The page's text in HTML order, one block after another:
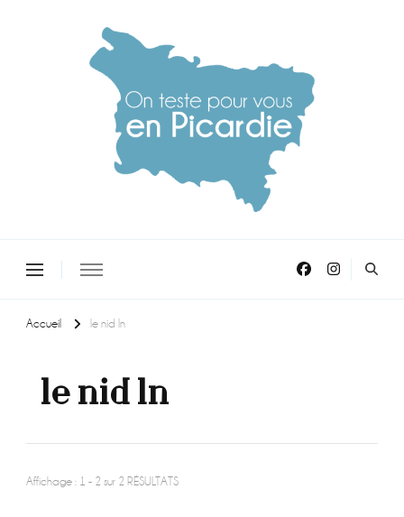
Accueil le nid ln
le nid ln
Affichage : 1 - 2 sur 2 RÉSULTATS